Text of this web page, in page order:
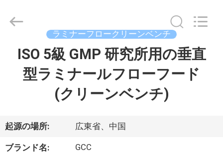
品
Copyright
Guangzhou
Cleanroom
ラミナーフロークリーンベンチ
ISO 5級 GMP 研究所用の垂直
型ラミナールフローフード
(クリーンベンチ)
起源の場所: 広東省、中国
ブランド名: GCC